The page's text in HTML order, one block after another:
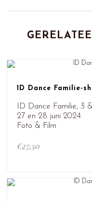
ID Dance Familie-
ID Dance Familie, 3
27 en 28 juni 2024
Foto & Film
€27,50